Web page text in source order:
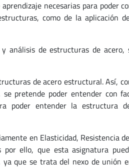
necesarias para poder
como de la aplicación
análisis de estructuras de
de acero estructural. Así,
pretende poder entender con
poder entender la estructura
en Elasticidad, Resistencia
ello, que esta asignatura
que se trata del nexo de unión